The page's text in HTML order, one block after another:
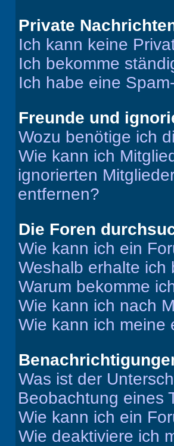
Private
Ich kann keine
Ich bekomme
Ich habe eine
Freunde und
Wozu benötige ich
Wie kann ich
ignorierten
entfernen?
Die Foren
Wie kann ich ein
Weshalb erhalte ich
Warum bekomme
Wie kann ich nach
Wie kann ich meine
Was ist der
Beobachtung eines
Wie kann ich ein
Wie deaktiviere ich